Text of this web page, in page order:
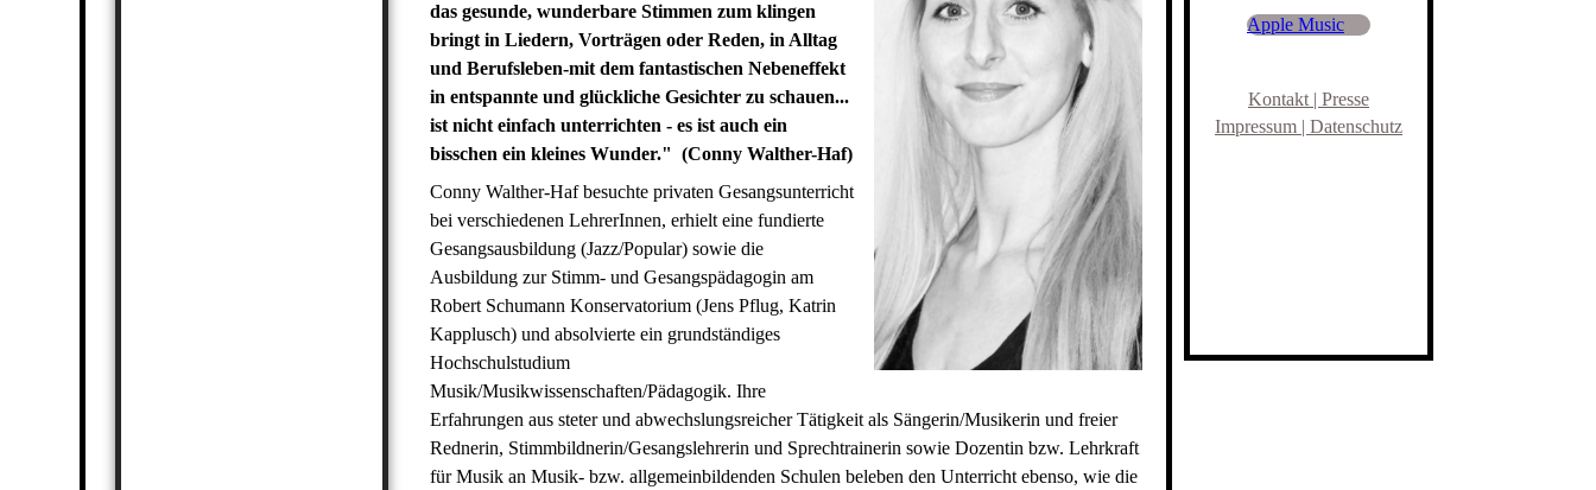
das gesunde, wunderbare Stimmen zum klingen
bringt in Liedern, Vorträgen oder Reden, in Alltag
und Berufsleben-mit dem fantastischen Nebeneffekt
in entspannte und glückliche Gesichter zu schauen...
ist nicht einfach unterrichten - es ist auch ein
bisschen ein kleines Wunder." (Conny Walther-Haf)
Conny Walther-Haf besuchte privaten Gesangsunterricht
bei verschiedenen LehrerInnen, erhielt eine fundierte
Gesangsausbildung (Jazz/Popular) sowie die
Ausbildung zur Stimm- und Gesangspädagogin am
Robert Schumann Konservatorium (Jens Pflug, Katrin
Kapplusch) und absolvierte ein grundständiges
Hochschulstudium
Musik/Musikwissenschaften/Pädagogik. Ihre
Erfahrungen aus steter und abwechslungsreicher Tätigkeit als Sängerin/Musikerin und freier
Rednerin, Stimmbildnerin/Gesangslehrerin und Sprechtrainerin sowie Dozentin bzw. Lehrkraft
für Musik an Musik- bzw. allgemeinbildenden Schulen beleben den Unterricht ebenso, wie die
Apple Music
Kontakt | Presse
Impressum | Datenschutz